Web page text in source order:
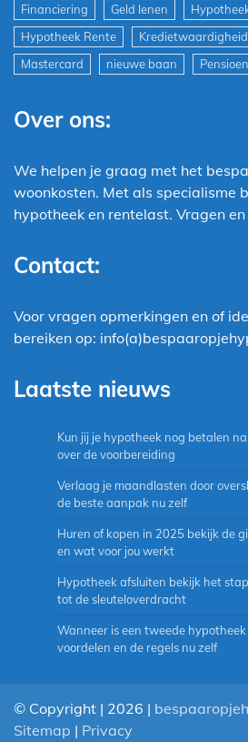
Financiering
Geld lenen
Hypotheek Rente
Kredietwaardigheid
Mastercard
nieuwe baan Pensioen
Over ons:
We helpen je graag met het
woonkosten. Met als specialisme
hypotheek en rentelast. Vragen
Contact:
Voor vragen opmerkingen en of
bereiken op:
Laatste nieuws
Kun jij je hypotheek nog betalen
over de voorbereiding
Verlaag je maandlasten door
de beste aanpak nu zelf
Huren of kopen in 2025 bekijk de
en wat voor jou werkt
Hypotheek afsluiten bekijk het
tot de sleuteloverdracht
Wanneer is een tweede
voordelen en de regels nu zelf
© Copyright | 2026 |
Sitemap | Privacy